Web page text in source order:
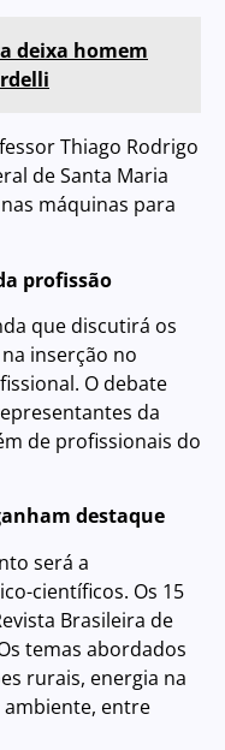
deixa homem
Thiago Rodrigo
de Santa Maria
máquinas para
profissão
que discutirá os
inserção no
O debate
da
de profissionais do
destaque
será a
científicos. Os 15
Brasileira de
temas abordados
rurais, energia na
entre